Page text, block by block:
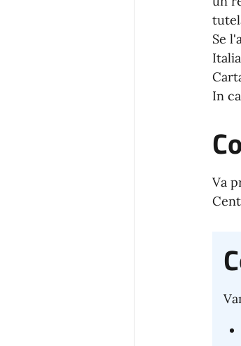
Se
In
Va